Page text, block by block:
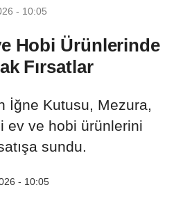
- 10:05
Hobi Ürünlerinde
Fırsatlar
İğne Kutusu, Mezura,
ev ve hobi ürünlerini
sundu.
- 10:05